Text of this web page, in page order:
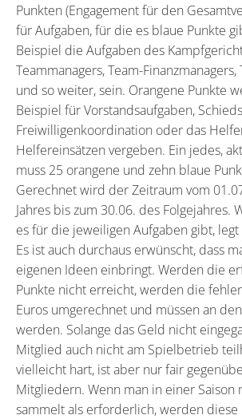
Punkten (Engagement für den
für Aufgaben, für die es blaue Punkte
Beispiel die Aufgaben des
Teammanagers, Team-
und so weiter, sein. Orangene Punkte
Beispiel für Vorstandsaufgaben,
Freiwilligenkoordination oder das
Helfereinsätzen vergeben. Ein jedes,
muss 25 orangene und zehn blaue
Gerechnet wird der Zeitraum vom
Jahres bis zum 30.06. des Folgejahres.
es für die jeweiligen Aufgaben gibt,
Es ist auch durchaus erwünscht, dass
eigenen Ideen einbringt. Werden die
Punkte nicht erreicht, werden die
Euros umgerechnet und müssen an
werden. Solange das Geld nicht
Mitglied auch nicht am Spielbetrieb
vielleicht hart, ist aber nur fair
Mitgliedern. Wenn man in einer Saison
sammelt als erforderlich, werden diese